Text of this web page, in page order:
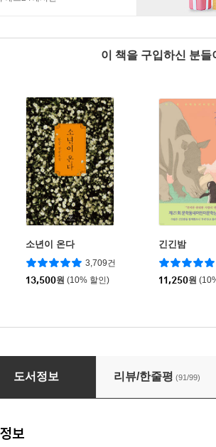
이 책을 구입하신 분
소년이 온다
3,709건
13,500원 (10% 할인)
긴긴밤
11,250원
도서정보 리뷰/한줄평 (91/99)
보